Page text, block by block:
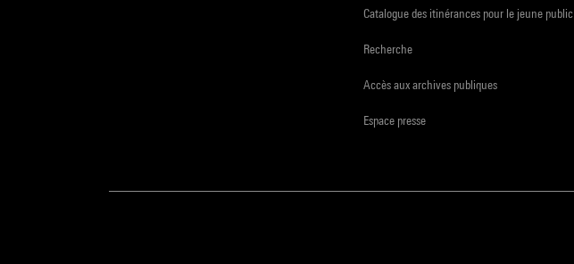
Catalogue des itinérances pour le jeune public
Recherche
Accès aux archives publiques
Espace presse